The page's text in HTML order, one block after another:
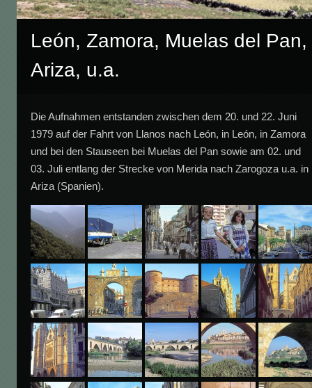
León, Zamora, Muelas del Pan,
Ariza, u.a.
Die Aufnahmen entstanden zwischen dem 20. und 22. Juni
1979 auf der Fahrt von Llanos nach León, in León, in Zamora
und bei den Stauseen bei Muelas del Pan sowie am 02. und
03. Juli entlang der Strecke von Merida nach Zarogoza u.a. in
Ariza (Spanien).